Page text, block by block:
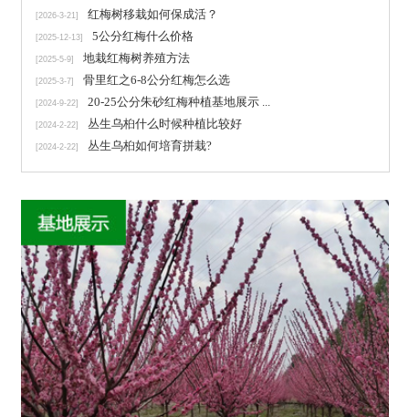
[2026-3-21] 红梅树移栽如何保成活？
[2025-12-13] 5公分红梅什么价格
[2025-5-9] 地栽红梅树养殖方法
[2025-3-7] 骨里红之6-8公分红梅怎么选
[2024-9-22] 20-25公分朱砂红梅种植基地展示 ...
[2024-2-22] 丛生乌桕什么时候种植比较好
[2024-2-22] 丛生乌桕如何培育拼栽?